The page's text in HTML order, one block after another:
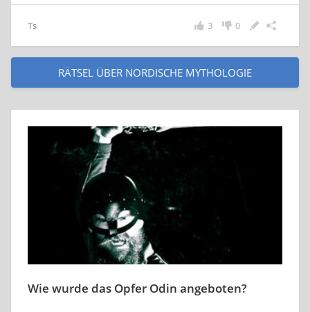
Ts 0
3
RÄTSEL ÜBER NORDISCHE MYTHOLOGIE
Wie wurde das Opfer Odin angeboten?